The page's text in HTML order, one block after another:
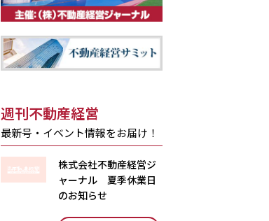
週刊不動産経営
最新号・イベント情報をお届け！
株式会社不動産経営ジ
ャーナル 夏季休業日
のお知らせ